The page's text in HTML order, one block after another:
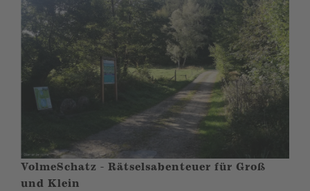
VolmeSchatz - Rätselsabenteuer für Groß
und Klein